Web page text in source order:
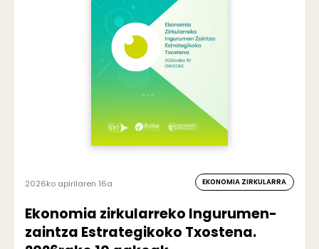
2026ko apirilaren 16a EKONOMIA ZIRKULARRA
Ekonomia zirkularreko Ingurumen-
zaintza Estrategikoko Txostena.